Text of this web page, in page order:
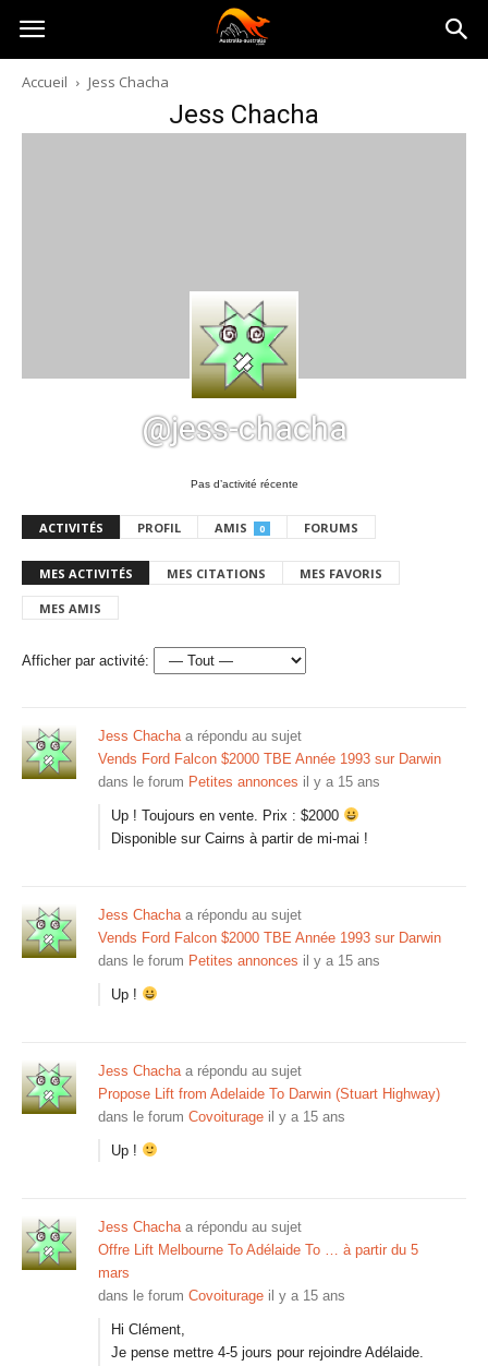
Australia-
australie.com
Accueil Jess Chacha
Jess Chacha
@jess-chacha
Pas d’activité récente
ACTIVITÉS PROFIL AMIS 0 FORUMS
MES ACTIVITÉS MES CITATIONS MES FAVORIS
MES AMIS
Afficher par activité:
Jess Chachaa répondu au sujet
Vends Ford Falcon $2000 TBE Année 1993 sur Darwin
dans le forum Petites annonces il y a 15 ans
Up ! Toujours en vente. Prix : $2000
Disponible sur Cairns à partir de mi-mai !
Jess Chachaa répondu au sujet
Vends Ford Falcon $2000 TBE Année 1993 sur Darwin
dans le forum Petites annonces il y a 15 ans
Up !
Jess Chachaa répondu au sujet
Propose Lift from Adelaide To Darwin (Stuart Highway)
dans le forum Covoiturage il y a 15 ans
Up !
Jess Chachaa répondu au sujet
Offre Lift Melbourne To Adélaide To … à partir du 5
mars
dans le forum Covoiturage il y a 15 ans
Hi Clément,
Je pense mettre 4-5 jours pour rejoindre Adélaide.